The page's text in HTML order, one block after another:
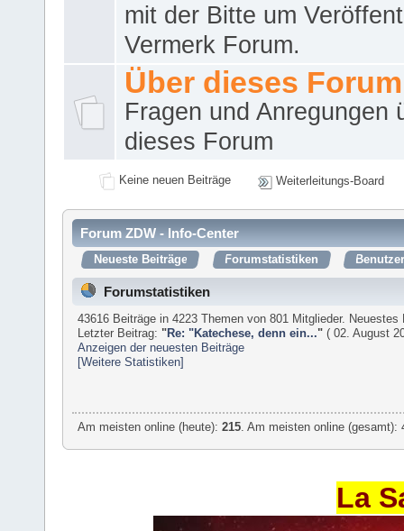
mit der Bitte um
Vermerk Forum.
Über dieses Forum
Fragen und Anregungen
dieses Forum
Keine neuen Beiträge Weiterleitungs-Board
Forum ZDW - Info-Center
Neueste Beiträge Forumstatistiken
Forumstatistiken
43616 Beiträge in 4223 Themen von 801 Mitglieder.
Letzter Beitrag: "Re: "Katechese, denn ein..." ( 02. August
Anzeigen der neuesten Beiträge
[Weitere Statistiken]
Am meisten online (heute):215 . Am meisten online
La